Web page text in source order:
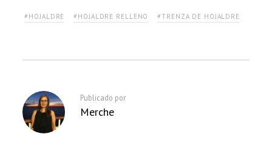
#HOJALDRE #HOJALDRE RELLENO #TRENZA DE HOJALDRE
Publicado por
Merche